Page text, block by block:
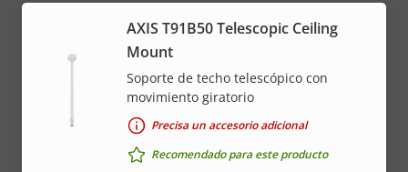
AXIS T91B50 Telescopic Ceiling
Mount
Soporte de techo telescópico con
movimiento giratorio
Precisa un accesorio adicional
Recomendado para este producto